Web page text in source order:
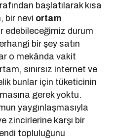
başlatılarak kısa
bir nevi ortam
edebileceğimiz durum
bir şey satın
o mekânda vakit
sınırsız internet ve
bunlar için tüketicinin
gerek yoktu.
yaygınlaşmasıyla
zincirlerine karşı bir
topluluğunu